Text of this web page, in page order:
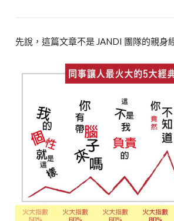
先說，這篇文章不是 JANDI 團隊的親身